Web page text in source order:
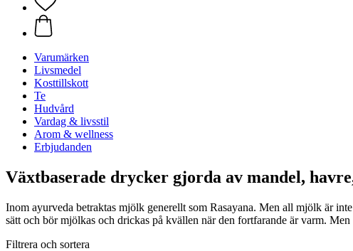
Varumärken
Livsmedel
Kosttillskott
Te
Hudvård
Vardag & livsstil
Arom & wellness
Erbjudanden
Växtbaserade drycker gjorda av mandel,
Inom ayurveda betraktas mjölk generellt som Rasayana. Men all mjölk är
sätt och bör mjölkas och drickas på kvällen när den fortfarande är varm.
Filtrera och sortera